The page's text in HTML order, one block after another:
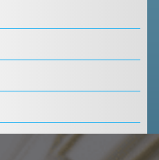
A SQUADRE
NAZIONALI